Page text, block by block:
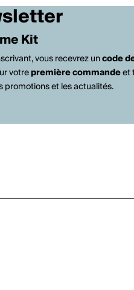
Kit
vous recevrez uncode
votrepremière commandeet
promotions et les actualités.